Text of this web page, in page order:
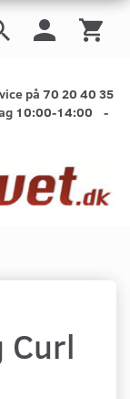
på 70 20 40 35
10:00-14:00 -
Curl